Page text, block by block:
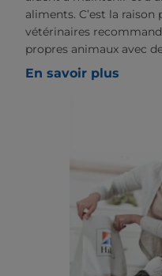
aliments. C’est la
vétérinaires
propres animaux avec
En savoir plus